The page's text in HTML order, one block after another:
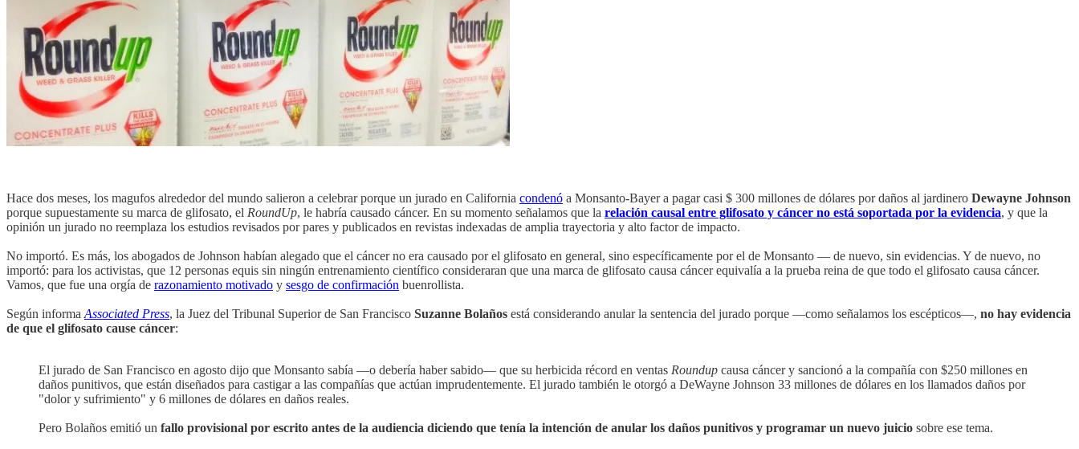
Hace dos meses, los magufos alrededor del mundo salieron a celebrar porque un jurado en California condenó a Monsanto-Bayer a pagar casi $ 300 millones de dólares por daños al jardinero Dewayne Johnson
porque supuestamente su marca de glifosato, el RoundUp, le habría causado cáncer. En su momento señalamos que la relación causal entre glifosato y cáncer no está soportada por la evidencia, y que la
opinión un jurado no reemplaza los estudios revisados por pares y publicados en revistas indexadas de amplia trayectoria y alto factor de impacto.
No importó. Es más, los abogados de Johnson habían alegado que el cáncer no era causado por el glifosato en general, sino específicamente por el de Monsanto — de nuevo, sin evidencias. Y de nuevo, no
importó: para los activistas, que 12 personas equis sin ningún entrenamiento científico consideraran que una marca de glifosato causa cáncer equivalía a la prueba reina de que todo el glifosato causa cáncer.
Vamos, que fue una orgía de razonamiento motivado y sesgo de confirmación buenrollista.
Según informa Associated Press, la Juez del Tribunal Superior de San Francisco Suzanne Bolaños está considerando anular la sentencia del jurado porque —como señalamos los escépticos—, no hay evidencia
de que el glifosato cause cáncer:
El jurado de San Francisco en agosto dijo que Monsanto sabía —o debería haber sabido— que su herbicida récord en ventas Roundup causa cáncer y sancionó a la compañía con $250 millones en
daños punitivos, que están diseñados para castigar a las compañías que actúan imprudentemente. El jurado también le otorgó a DeWayne Johnson 33 millones de dólares en los llamados daños por
"dolor y sufrimiento" y 6 millones de dólares en daños reales.
Pero Bolaños emitió un fallo provisional por escrito antes de la audiencia diciendo que tenía la intención de anular los daños punitivos y programar un nuevo juicio sobre ese tema.